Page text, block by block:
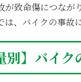
が致命傷につなが
は、バイクの事故
別】バイ